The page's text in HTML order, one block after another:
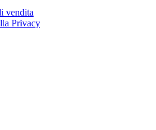
vendita
Privacy